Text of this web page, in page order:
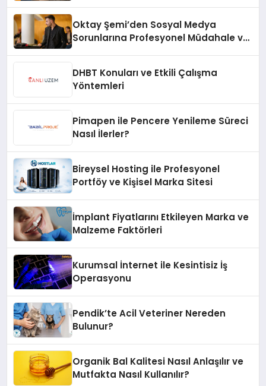
Oktay Şemi’den Sosyal Medya
Sorunlarına Profesyonel Müdahale ve
DHBT Konuları ve Etkili Çalışma
Yöntemleri
Pimapen ile Pencere Yenileme Süreci
Nasıl İlerler?
Bireysel Hosting ile Profesyonel
Portföy ve Kişisel Marka Sitesi
İmplant Fiyatlarını Etkileyen Marka ve
Malzeme Faktörleri
Kurumsal İnternet ile Kesintisiz İş
Operasyonu
Pendik’te Acil Veteriner Nereden
Bulunur?
Organik Bal Kalitesi Nasıl Anlaşılır ve
Mutfakta Nasıl Kullanılır?